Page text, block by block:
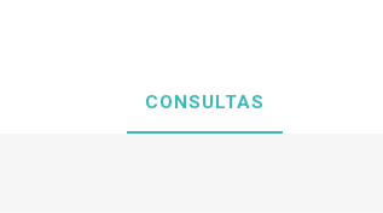
CONSULTAS